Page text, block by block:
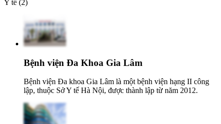
Y tế (2)
Bệnh viện Đa Khoa Gia Lâm
Bệnh viện Đa khoa Gia Lâm là một bệnh viện hạng II công
lập, thuộc Sở Y tế Hà Nội, được thành lập từ năm 2012.